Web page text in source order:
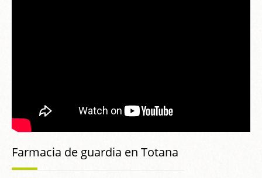
Farmacia de guardia en Totana